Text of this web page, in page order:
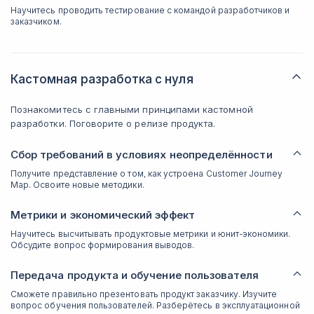
Научитесь проводить тестирование с командой разработчиков и
заказчиком.
Кастомная разработка с нуля
Познакомитесь с главными принципами кастомной
разработки. Поговорите о релизе продукта.
Сбор требований в условиях неопределённости
Получите представление о том, как устроена Customer Journey
Map. Освоите новые методики.
Метрики и экономический эффект
Научитесь высчитывать продуктовые метрики и юнит-экономики.
Обсудите вопрос формирования выводов.
Передача продукта и обучение пользователя
Сможете правильно презентовать продукт заказчику. Изучите
вопрос обучения пользователей. Разберётесь в эксплуатационной